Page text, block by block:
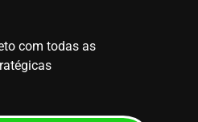
com todas as